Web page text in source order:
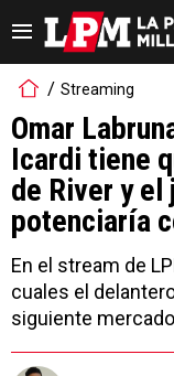
Streaming
Omar
Icardi tiene
de River y el
potenciaría
En el stream de
cuales el
siguiente